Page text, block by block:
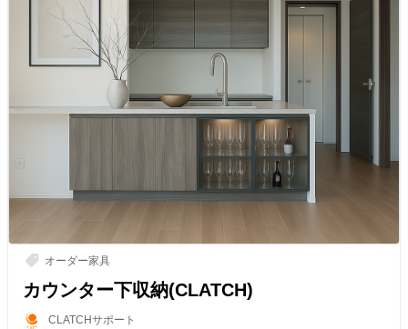
オーダー家具
カウンター下収納(CLATCH)
CLATCHサポート